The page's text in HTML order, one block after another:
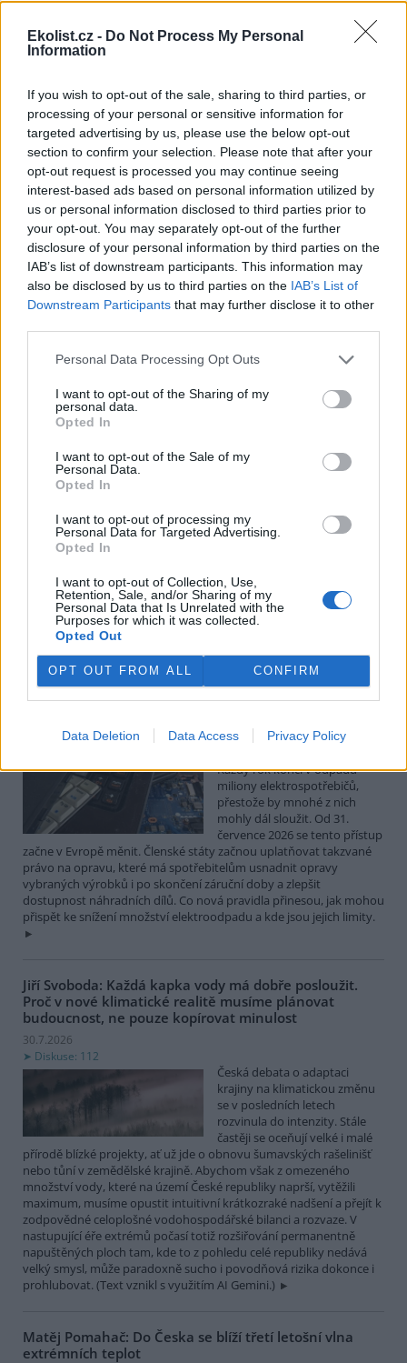
Ekolist.cz - Do Not Process My Personal
Information
If you wish to opt-out of the sale, sharing to third parties, or
processing of your personal or sensitive information for
targeted advertising by us, please use the below opt-out
section to confirm your selection. Please note that after your
opt-out request is processed you may continue seeing
interest-based ads based on personal information utilized by
us or personal information disclosed to third parties prior to
your opt-out. You may separately opt-out of the further
disclosure of your personal information by third parties on the
IAB’s list of downstream participants. This information may
also be disclosed by us to third parties on the IAB’s List of
Downstream Participants that may further disclose it to other
Personal Data Processing Opt Outs
I want to opt-out of the Sharing of my
personal data.
Opted In
I want to opt-out of the Sale of my
Personal Data.
Opted In
I want to opt-out of processing my
Personal Data for Targeted Advertising.
Opted In
I want to opt-out of Collection, Use,
Retention, Sale, and/or Sharing of my
Personal Data that Is Unrelated with the
Purposes for which it was collected.
Opted Out
OPT OUT FROM ALL CONFIRM
Data Deletion Data Access Privacy Policy
úřadu pro mořské dno (ISA),
kde měla své zastoupení i
jasně deklarovat, že snahy o nezákonnou hlubinnou těžbu
nebudou tolerovány.
Luboš Pavlovič: Veřejnost může do poloviny srpna
připomínkovat plavební kanál u Přelouče
3.8.2026
Diskuse: 16
Ministerstvo životního
prostředí oznámilo 14.
července 2026 zahájení
zjišťovacího řízení pro záměr
„Stupeň Přelouč II“ za asi 3,3
miliardy korun, který má prodloužit splavnost Labe o 23 kilometrů
do Pardubic. Veřejnost může své vyjádření k vlivům této stavby na
Kilian Kaminski: Evropa slibuje právo na opravu.
Budou ale opravy skutečně levnější?
Diskuse: 41
Členské státy nyní převádějí
legislativy. Podle společnosti
refurbed, evropským
marketplace s repasovanou elektronikou, však mohou i po
že pro spotřebitele bude stále výhodnější koupit nové zařízení.
Směrnice má přitom usnadnit opravy elektroniky i po skončení
záruční doby, zlepšit dostupnost náhradních dílů a zabránit
výrobcům, aby zásahy do zařízení zbytečně komplikovali nebo
znemožňovali. Nestanovuje však konkrétní cenový limit ani
způsob výpočtu ceny náhradních dílů a oprav.
31.7.2026
Každý rok končí v odpadu
miliony elektrospotřebičů,
přestože by mnohé z nich
mohly dál sloužit. Od 31.
července 2026 se tento přístup
začne v Evropě měnit. Členské státy začnou uplatňovat takzvané
právo na opravu, které má spotřebitelům usnadnit opravy
vybraných výrobků i po skončení záruční doby a zlepšit
dostupnost náhradních dílů. Co nová pravidla přinesou, jak mohou
přispět ke snížení množství elektroodpadu a kde jsou jejich limity.
Jiří Svoboda: Každá kapka vody má dobře posloužit.
Proč v nové klimatické realitě musíme plánovat
budoucnost, ne pouze kopírovat minulost
30.7.2026
Diskuse: 112
Česká debata o adaptaci
krajiny na klimatickou změnu
se v posledních letech
rozvinula do intenzity. Stále
častěji se oceňují velké i malé
přírodě blízké projekty, ať už jde o obnovu šumavských rašelinišť
nebo tůní v zemědělské krajině. Abychom však z omezeného
množství vody, které na území České republiky naprší, vytěžili
maximum, musíme opustit intuitivní krátkozraké nadšení a přejít k
zodpovědné celoplošné vodohospodářské bilanci a rozvaze. V
nastupující éře extrémů počasí totiž rozšiřování permanentně
napuštěných ploch tam, kde to z pohledu celé republiky nedává
velký smysl, může paradoxně sucho i povodňová rizika dokonce i
prohlubovat. (Text vznikl s využitím AI Gemini.)
Matěj Pomahač: Do Česka se blíží třetí letošní vlna
extrémních teplot